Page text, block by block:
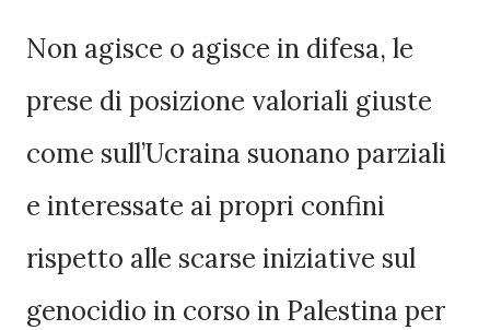
Non agisce o agisce in difesa, le
prese di posizione valoriali giuste
come sull’Ucraina suonano parziali
e interessate ai propri confini
rispetto alle scarse iniziative sul
genocidio in corso in Palestina per